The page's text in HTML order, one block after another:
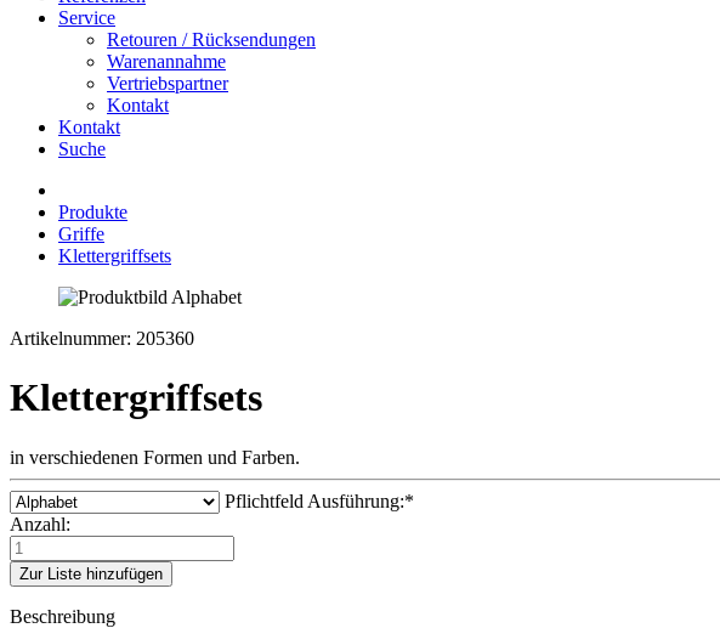
Service
Retouren / Rücksendungen
Warenannahme
Vertriebspartner
Kontakt
Kontakt
Suche
Produkte
Griffe
Klettergriffsets
Artikelnummer: 205360
Klettergriffsets
in verschiedenen Formen und Farben.
Pflichtfeld Ausführung:*
Anzahl:
Zur Liste hinzufügen
Beschreibung